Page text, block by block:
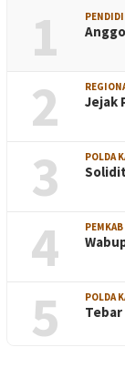
1
2 Jejak
3 POLDA
4
5 POLDA